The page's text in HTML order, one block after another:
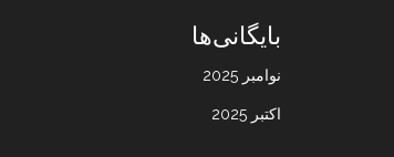
بایگانی‌ها
نوامبر 2025
اکتبر 2025